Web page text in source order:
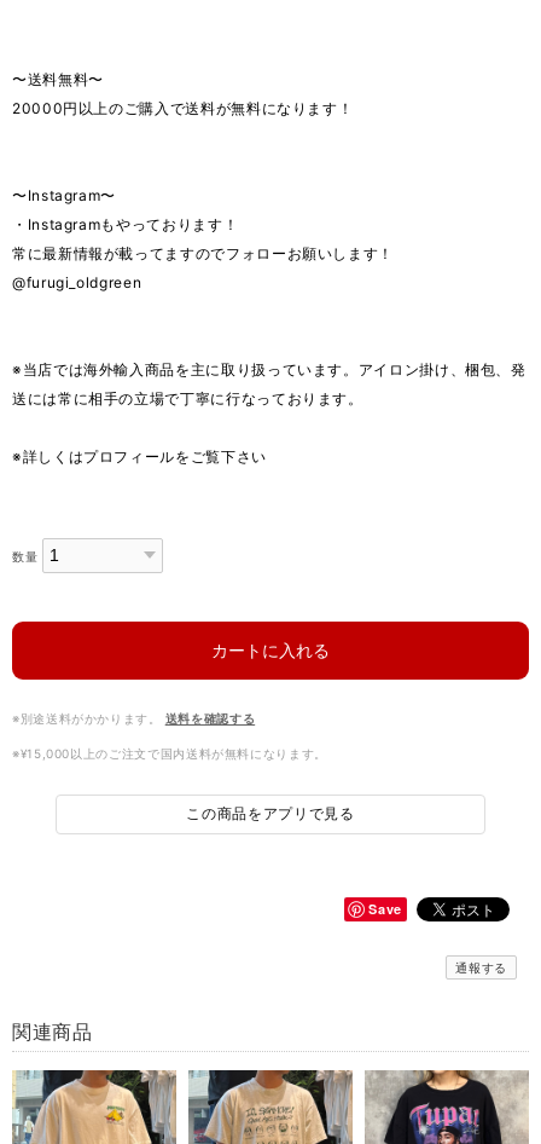
〜送料無料〜
20000円以上のご購入で送料が無料になります！
〜Instagram〜
・Instagramもやっております！
常に最新情報が載ってますのでフォローお願いします！
@furugi_oldgreen
※当店では海外輸入商品を主に取り扱っています。アイロン掛け、梱包、発
送には常に相手の立場で丁寧に行なっております。
※詳しくはプロフィールをご覧下さい
数量
カートに入れる
※別途送料がかかります。 送料を確認する
※¥15,000以上のご注文で国内送料が無料になります。
この商品をアプリで見る
Save
通報する
関連商品